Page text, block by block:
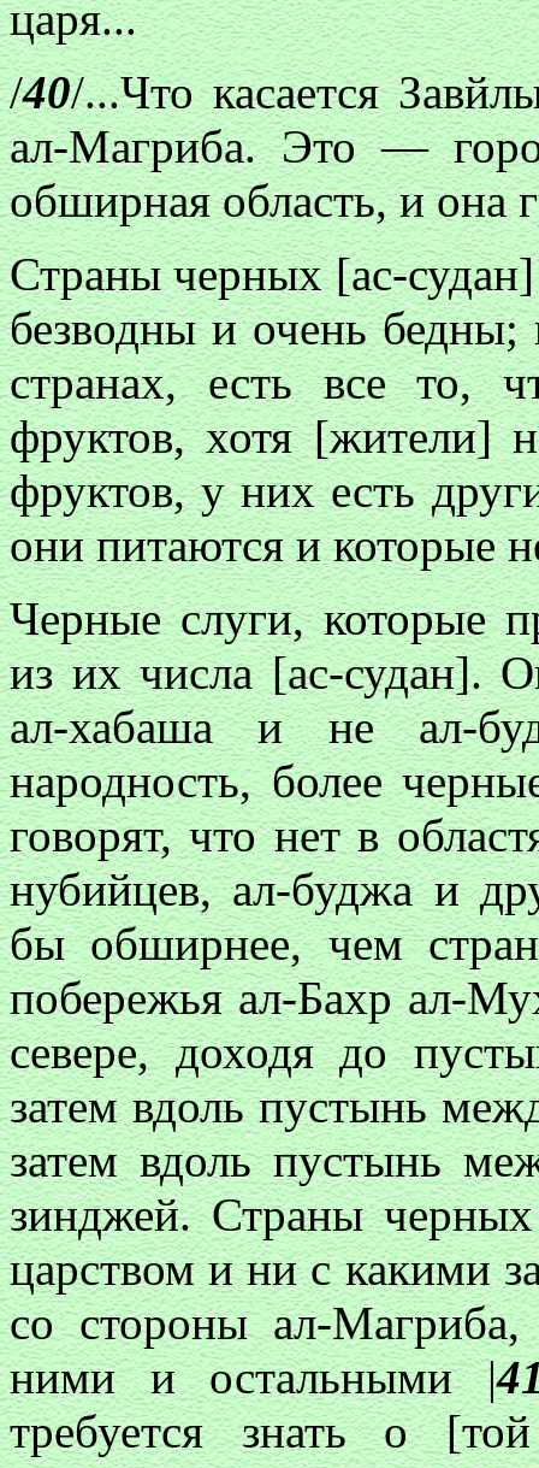
царя...
/40/...Что касается
ал-Магриба. Это —
обширная область, и она
Страны черных [ас-
безводны и очень бедны;
странах, есть все то,
фруктов, хотя [жители]
фруктов, у них есть
они питаются и которые
Черные слуги, которые
из их числа [ас-судан].
ал-хабаша и не ал-
народность, более
говорят, что нет в
нубийцев, ал-буджа и
бы обширнее, чем
побережья ал-Бахр ал-
севере, доходя до
затем вдоль пустынь
затем вдоль пустынь
зинджей. Страны
царством и ни с какими
со стороны ал-
ними и остальными |
требуется знать о